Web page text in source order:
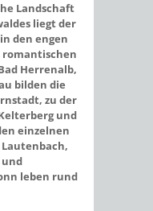
Landschaft
liegt der
den engen
romantischen
Herrenalb,
bilden die
zu der
und
einzelnen
leben rund